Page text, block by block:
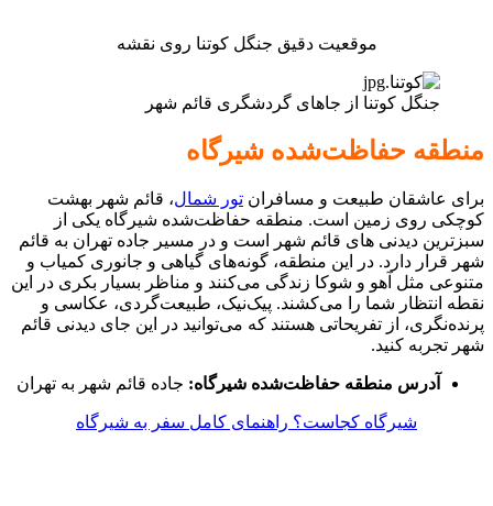
موقعیت دقیق جنگل کوتنا روی نقشه
جنگل کوتنا از جاهای گردشگری قائم شهر
منطقه حفاظت‌شده شیرگاه
برای عاشقان طبیعت و مسافران تور شمال، قائم شهر بهشت
کوچکی روی زمین است. منطقه حفاظت‌شده شیرگاه یکی از
سبز‌ترین دیدنی های قائم شهر است و در مسیر جاده تهران به قائم
شهر قرار دارد. در این منطقه، گونه‌های گیاهی و جانوری کمیاب و
متنوعی مثل آهو و شوکا زندگی می‌کنند و مناظر بسیار بکری در این
نقطه انتظار شما را می‌کشند. پیک‌نیک، طبیعت‌گردی، عکاسی و
پرنده‌نگری، از تفریحاتی هستند که می‌توانید در این جای دیدنی قائم
شهر تجربه کنید.
آدرس منطقه حفاظت‌شده شیرگاه: جاده قائم شهر به تهران
شیرگاه کجاست؟ راهنمای کامل سفر به شیرگاه